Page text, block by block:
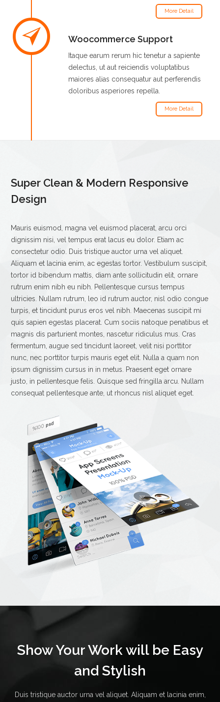
More Detail
Woocommerce Support
More Detail
Itaque earum rerum hic tenetur a sapiente
delectus, ut aut reiciendis voluptatibus
maiores alias consequatur aut perferendis
doloribus asperiores repella.
Super Clean & Modern Responsive
Design
Mauris euismod, magna vel euismod placerat, arcu orci
dignissim nisi, vel tempus erat lacus eu dolor. Etiam ac
consectetur odio. Duis tristique auctor urna vel aliquet.
Aliquam et lacinia enim, ac egestas tortor. Vestibulum suscipit,
tortor id bibendum mattis, diam ante sollicitudin elit, ornare
rutrum enim nibh eu nibh. Pellentesque cursus tempus
ultricies. Nullam rutrum, leo id rutrum auctor, nisl odio congue
turpis, et tincidunt purus eros vel nibh. Maecenas suscipit mi
quis sapien egestas placerat. Cum sociis natoque penatibus et
magnis dis parturient montes, nascetur ridiculus mus. Cras
fermentum, augue sed tincidunt laoreet, velit nisi porttitor
nunc, nec porttitor turpis mauris eget elit. Nulla a quam non
ipsum dignissim cursus in in metus. Praesent eget ornare
justo, in pellentesque felis. Quisque sed fringilla arcu. Nullam
consequat pellentesque ante, ut rhoncus nisl aliquet eget.
Show Your Work will be Easy
and Stylish
Duis tristique auctor urna vel aliquet. Aliquam et lacinia enim,